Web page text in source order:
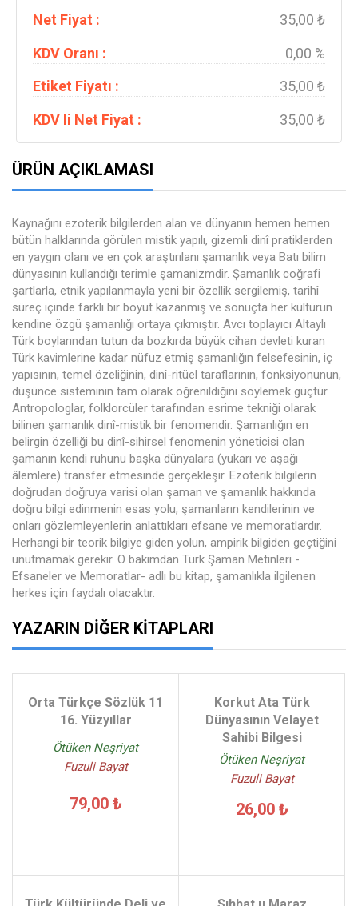
Net Fiyat :
35,00 ₺
KDV Oranı :
0,00 %
Etiket Fiyatı :
35,00 ₺
KDV li Net Fiyat :
35,00 ₺
ÜRÜN AÇIKLAMASI
Kaynağını ezoterik bilgilerden alan ve dünyanın hemen hemen
bütün halklarında görülen mistik yapılı, gizemli dinî pratiklerden
en yaygın olanı ve en çok araştırılanı şamanlık veya Batı bilim
dünyasının kullandığı terimle şamanizmdir. Şamanlık coğrafi
şartlarla, etnik yapılanmayla yeni bir özellik sergilemiş, tarihî
süreç içinde farklı bir boyut kazanmış ve sonuçta her kültürün
kendine özgü şamanlığı ortaya çıkmıştır. Avcı toplayıcı Altaylı
Türk boylarından tutun da bozkırda büyük cihan devleti kuran
Türk kavimlerine kadar nüfuz etmiş şamanlığın felsefesinin, iç
yapısının, temel özeliğinin, dinî-ritüel taraflarının, fonksiyonunun,
düşünce sisteminin tam olarak öğrenildiğini söylemek güçtür.
Antropologlar, folklorcüler tarafından esrime tekniği olarak
bilinen şamanlık dinî-mistik bir fenomendir. Şamanlığın en
belirgin özelliği bu dinî-sihirsel fenomenin yöneticisi olan
şamanın kendi ruhunu başka dünyalara (yukarı ve aşağı
âlemlere) transfer etmesinde gerçekleşir. Ezoterik bilgilerin
doğrudan doğruya varisi olan şaman ve şamanlık hakkında
doğru bilgi edinmenin esas yolu, şamanların kendilerinin ve
onları gözlemleyenlerin anlattıkları efsane ve memoratlardır.
Herhangi bir teorik bilgiye giden yolun, ampirik bilgiden geçtiğini
unutmamak gerekir. O bakımdan Türk Şaman Metinleri -
Efsaneler ve Memoratlar- adlı bu kitap, şamanlıkla ilgilenen
herkes için faydalı olacaktır.
YAZARIN DIĞER KITAPLARI
Orta Türkçe Sözlük 11
16. Yüzyıllar
Ötüken Neşriyat
Fuzuli Bayat
79,00 ₺
Korkut Ata Türk
Dünyasının Velayet
Sahibi Bilgesi
Ötüken Neşriyat
Fuzuli Bayat
26,00 ₺